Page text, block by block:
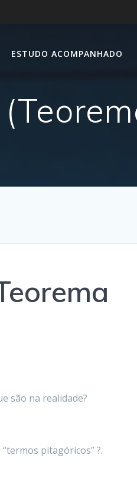
ESTUDO ACOMPANHADO
são na realidade?
pitagóricos” ?.